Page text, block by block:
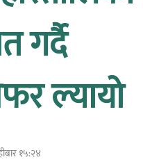
गर्दै
ल्यायो
१५:२४